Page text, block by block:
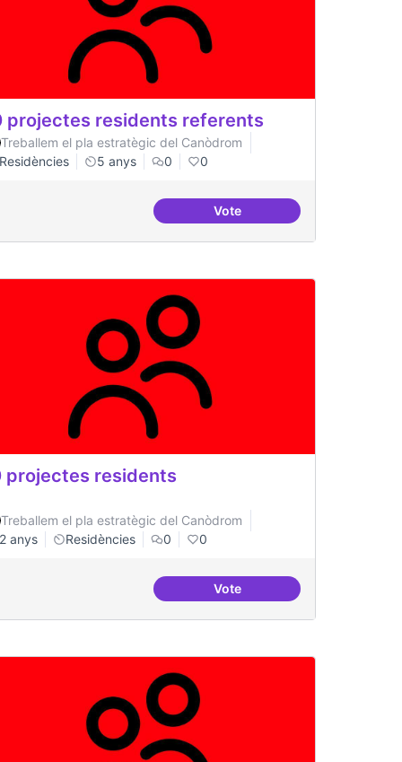
projectes residents referents
Treballem el pla estratègic del Canòdrom
Residències
5 anys 0 0
Vote30 projectes residents
pública
projectes residents
Treballem el pla estratègic del Canòdrom
2 anys
Residències 0 0
Vote20 projectes residents